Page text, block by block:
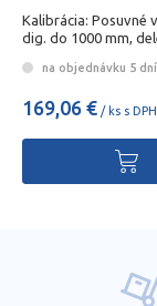
Kalibrácia: Posuvné
dig. do 1000 mm,
na objednávku 5 dní
169,06 € / ks s DPH